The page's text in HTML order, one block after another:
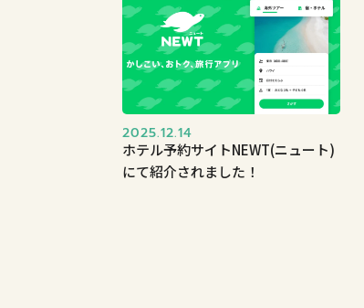
2025.12.14
ホテル予約サイトNEWT(ニュート)
にて紹介されました！